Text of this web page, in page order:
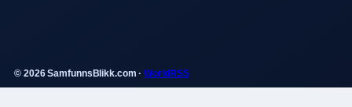
© 2026 SamfunnsBlikk.com ·WorldRSS